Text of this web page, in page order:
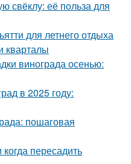
свёклу: её польза для
для летнего отдыха
кварталы
винограда осенью:
в 2025 году:
пошаговая
пересадить